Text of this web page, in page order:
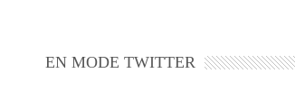
EN MODE TWITTER